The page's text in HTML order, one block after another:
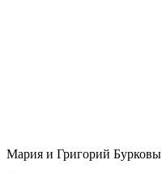
Мария и Григорий Бурковы